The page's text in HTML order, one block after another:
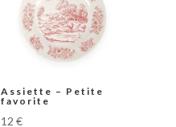
Assiette – Petite
favorite
12€